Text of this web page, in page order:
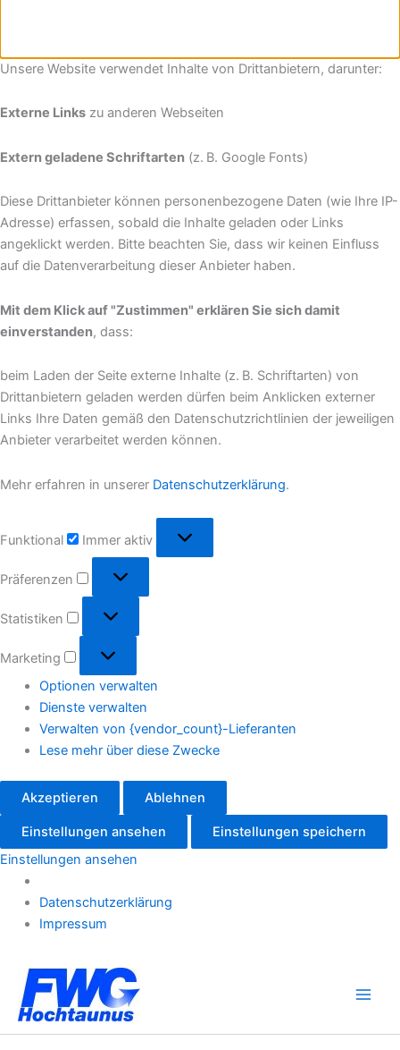
Unsere Website verwendet Inhalte von Drittanbietern, darunter:
Externe Links zu anderen Webseiten
Extern geladene Schriftarten (z. B. Google Fonts)
Diese Drittanbieter können personenbezogene Daten (wie Ihre IP-
Adresse) erfassen, sobald die Inhalte geladen oder Links
angeklickt werden. Bitte beachten Sie, dass wir keinen Einfluss
auf die Datenverarbeitung dieser Anbieter haben.
Mit dem Klick auf "Zustimmen" erklären Sie sich damit
einverstanden, dass:
beim Laden der Seite externe Inhalte (z. B. Schriftarten) von
Drittanbietern geladen werden dürfen beim Anklicken externer
Links Ihre Daten gemäß den Datenschutzrichtlinien der jeweiligen
Anbieter verarbeitet werden können.
Mehr erfahren in unserer Datenschutzerklärung.
Funktional Immer aktiv
Präferenzen
Statistiken
Marketing
Optionen verwalten
Dienste verwalten
Verwalten von {vendor_count}-Lieferanten
Lese mehr über diese Zwecke
Akzeptieren Ablehnen
Einstellungen ansehen
Einstellungen speichern
Einstellungen ansehen
Datenschutzerklärung
Impressum
Inhalt
springen